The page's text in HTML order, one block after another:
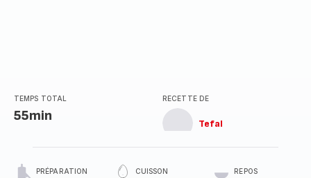
TEMPS TOTAL
55min
RECETTE DE
Tefal
PRÉPARATION CUISSON REPOS